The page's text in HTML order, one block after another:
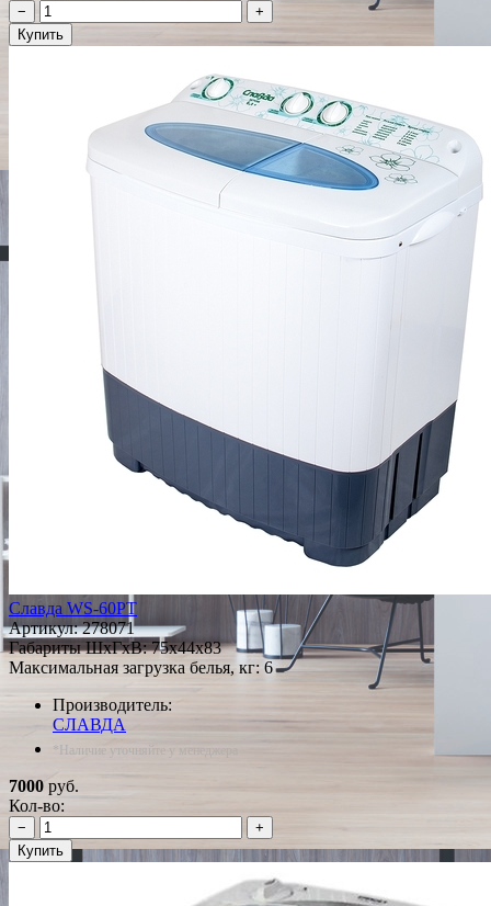
−
+
Купить
Славда WS-60PT
Артикул:278071
Габариты ШxГxВ: 75x44x83
Максимальная загрузка белья, кг: 6
Производитель:
СЛАВДА
*Наличие уточняйте у менеджера
7000 руб.
Кол-во:
−
+
Купить